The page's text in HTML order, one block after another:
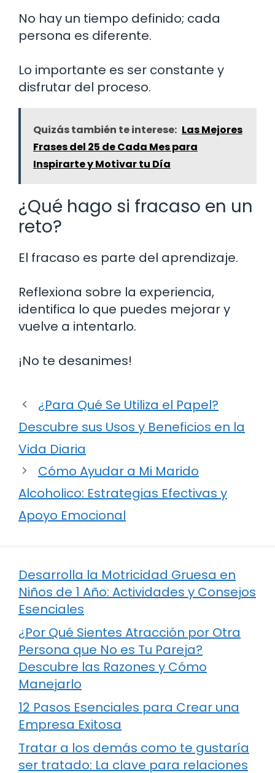
No hay un tiempo definido; cada
persona es diferente.
Lo importante es ser constante y
disfrutar del proceso.
Quizás también te interese: Las Mejores
Frases del 25 de Cada Mes para
Inspirarte y Motivar tu Día
¿Qué hago si fracaso en un
reto?
El fracaso es parte del aprendizaje.
Reflexiona sobre la experiencia,
identifica lo que puedes mejorar y
vuelve a intentarlo.
¡No te desanimes!
¿Para Qué Se Utiliza el Papel?
Descubre sus Usos y Beneficios en la
Vida Diaria
Cómo Ayudar a Mi Marido
Alcoholico: Estrategias Efectivas y
Apoyo Emocional
Desarrolla la Motricidad Gruesa en
Niños de 1 Año: Actividades y Consejos
Esenciales
¿Por Qué Sientes Atracción por Otra
Persona que No es Tu Pareja?
Descubre las Razones y Cómo
Manejarlo
12 Pasos Esenciales para Crear una
Empresa Exitosa
Tratar a los demás como te gustaría
ser tratado: La clave para relaciones